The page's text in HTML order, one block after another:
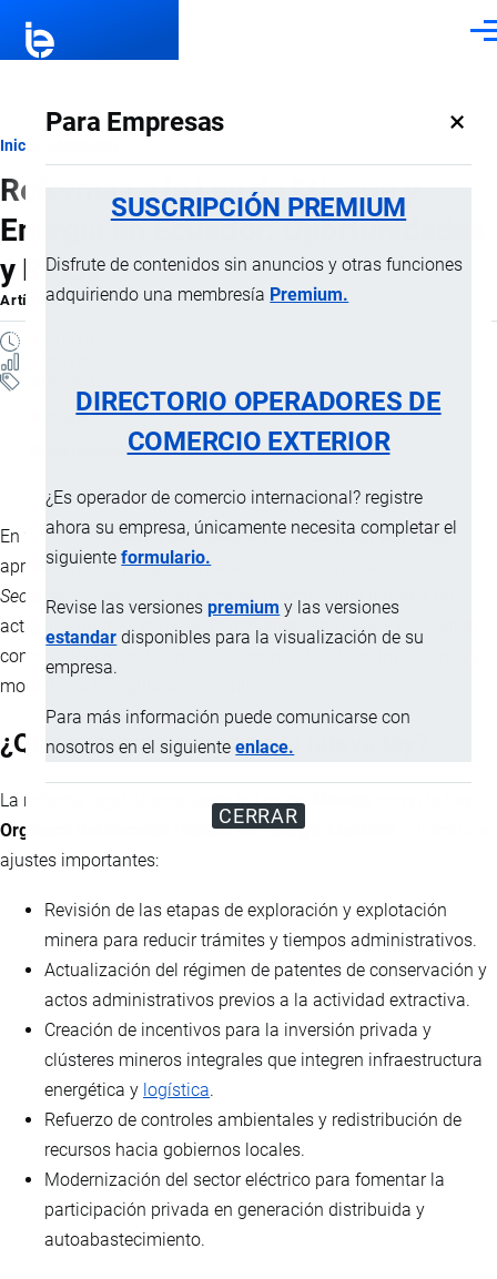
Para Empresas ×
SUSCRIPCIÓN PREMIUM
Disfrute de contenidos sin anuncios y otras funciones
adquiriendo una membresía Premium.
DIRECTORIO OPERADORES DE
COMERCIO EXTERIOR
¿Es operador de comercio internacional? registre
ahora su empresa, únicamente necesita completar el
siguienteformulario.
Revise las versionespremium y las versiones
estandar disponibles para la visualización de su
empresa.
Para más información puede comunicarse con
nosotros en el siguienteenlace.
CERRAR
Ruta
de
navegación
Inicio
Reformas a la Ley de Minería y
Energía en Ecuador: Oportunidades
y Retos
ArtículoporJaime Mise, 26 Febrero, 2026
Actualidad
Exportaciones
En 2026, el Gobierno de Ecuadory laAsamblea Nacional
aprobaron laLey Orgánica para el Fortalecimiento de los
Sectores Estratégicos de Minería y Energía
, una reforma que
actualiza normas clave de la industria extractiva y energética
con el objetivo de dinamizar la economía, atraer inversiones y
modernizar la regulación vigente.
¿Qué cambios propone la nueva ley?
La reforma legal abarca tanto laLey de Minería
Orgánica del Servicio Público de Energía Eléctrica
ajustes importantes:
Revisión de las etapas de exploración y explotación
minera para reducir trámites y tiempos administrativos.
Actualización del régimen de patentes de conservación y
actos administrativos previos a la actividad extractiva.
Creación de incentivos para la inversión privada y
clústeres mineros integrales que integren infraestructura
energética y logística.
Refuerzo de controles ambientales y redistribución de
recursos hacia gobiernos locales.
Modernización del sector eléctrico para fomentar la
participación privada en generación distribuida y
autoabastecimiento.